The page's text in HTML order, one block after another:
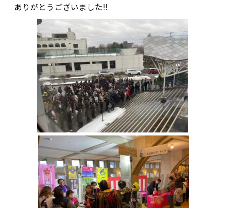
ありがとうございました‼